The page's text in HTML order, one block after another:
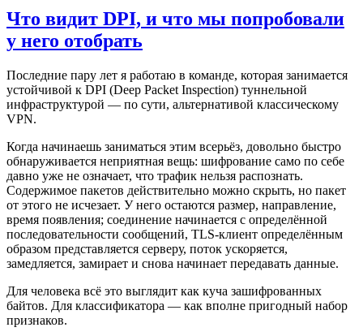
Что видит DPI, и что мы попробовали
у него отобрать
Последние пару лет я работаю в команде, которая занимается
устойчивой к DPI (Deep Packet Inspection) туннельной
инфраструктурой — по сути, альтернативой классическому
VPN.
Когда начинаешь заниматься этим всерьёз, довольно быстро
обнаруживается неприятная вещь: шифрование само по себе
давно уже не означает, что трафик нельзя распознать.
Содержимое пакетов действительно можно скрыть, но пакет
от этого не исчезает. У него остаются размер, направление,
время появления; соединение начинается с определённой
последовательности сообщений, TLS-клиент определённым
образом представляется серверу, поток ускоряется,
замедляется, замирает и снова начинает передавать данные.
Для человека всё это выглядит как куча зашифрованных
байтов. Для классификатора — как вполне пригодный набор
признаков.